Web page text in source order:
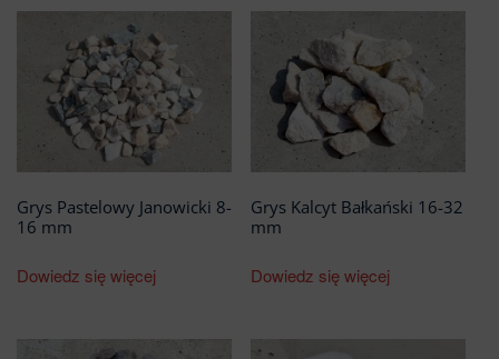
Grys Pastelowy Janowicki 8-
16 mm
Dowiedz się więcej
Grys Kalcyt Bałkański 16-32
mm
Dowiedz się więcej